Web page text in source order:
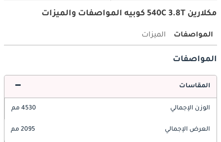
مكلارين 540C 3.8T كوبيه المواصفات والميزات
المواصفات الميزات
المواصفات
المقاسات
الوزن الإجمالي 4530 مم
العرض الإجمالي 2095 مم